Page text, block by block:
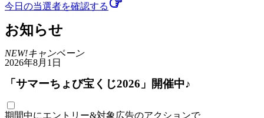
今日の当選者を確認する
お知らせ
NEW!キャンペーン
2026年8月1日
「サマーちょび宝くじ2026」開催中♪
期間中にエントリー&対象広告のアクションで